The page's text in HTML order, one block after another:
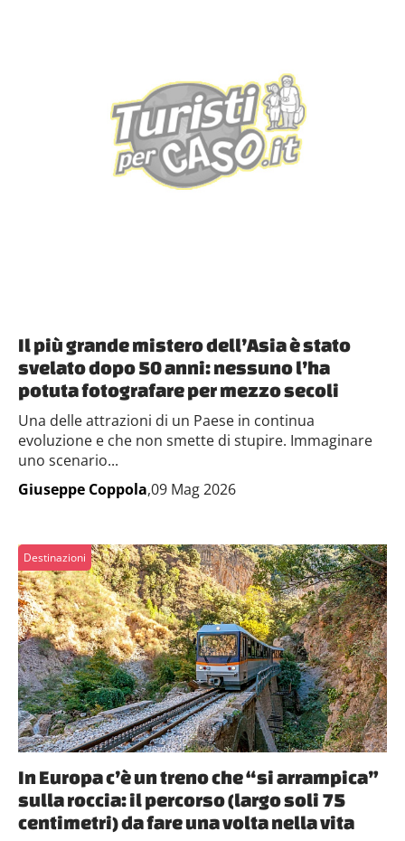
Il più grande mistero dell’Asia è stato
svelato dopo 50 anni: nessuno l’ha
potuta fotografare per mezzo secoli
Una delle attrazioni di un Paese in continua
evoluzione e che non smette di stupire. Immaginare
uno scenario...
Giuseppe Coppola,09 Mag 2026
Destinazioni
In Europa c’è un treno che “si arrampica”
sulla roccia: il percorso (largo soli 75
centimetri) da fare una volta nella vita